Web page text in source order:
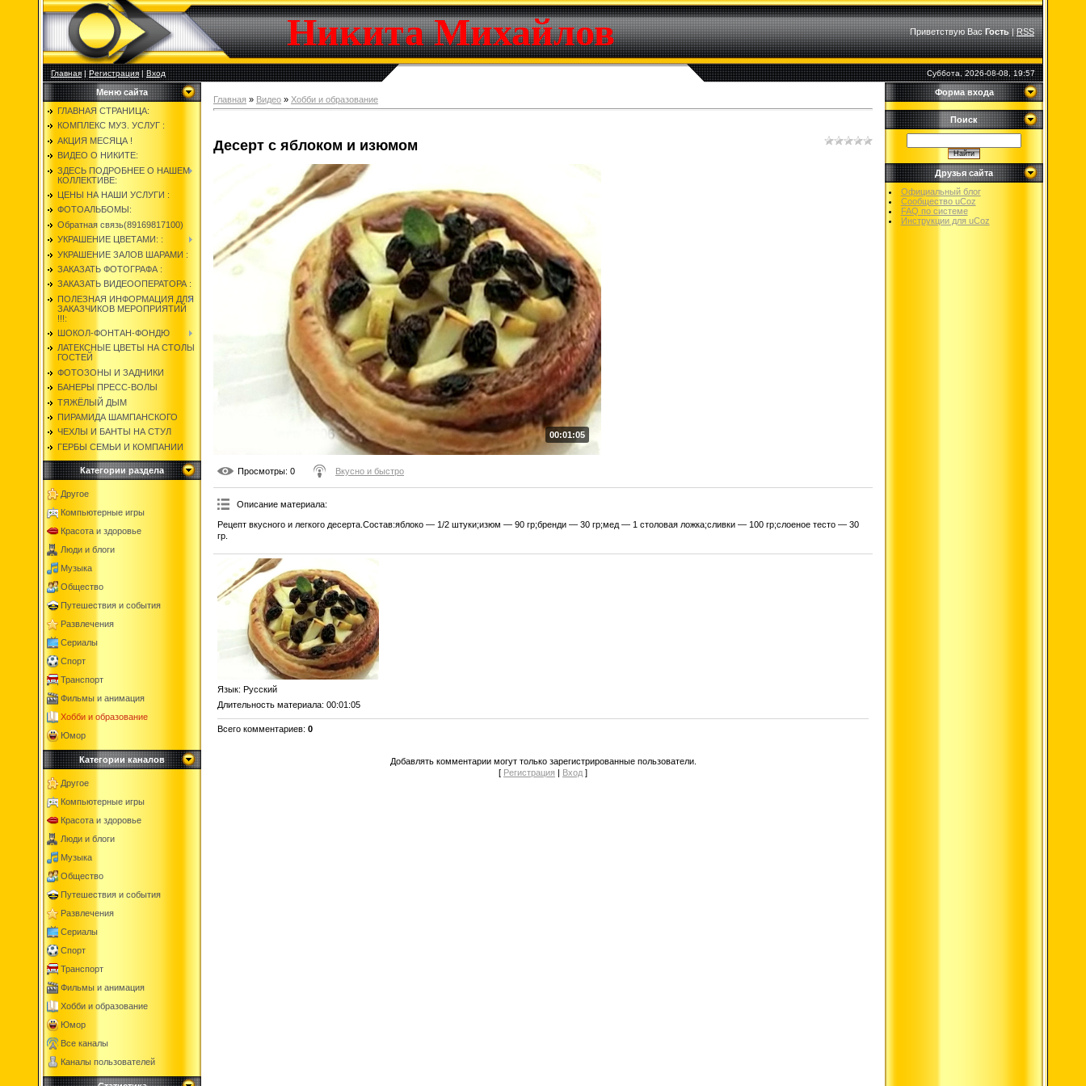
Никита Михайлов Приветствую Вас Гость|RSS
Главная|Регистрация|Вход Суббота, 2026-08-08, 19:57
Меню сайта
ГЛАВНАЯ СТРАНИЦА:
КОМПЛЕКС МУЗ. УСЛУГ :
АКЦИЯ МЕСЯЦА !
ВИДЕО О НИКИТЕ:
ЗДЕСЬ ПОДРОБНЕЕ О НАШЕМ
КОЛЛЕКТИВЕ:
ЦЕНЫ НА НАШИ УСЛУГИ :
ФОТОАЛЬБОМЫ:
Обратная связь(89169817100)
УКРАШЕНИЕ ЦВЕТАМИ: :
УКРАШЕНИЕ ЗАЛОВ ШАРАМИ :
ЗАКАЗАТЬ ФОТОГРАФА :
ЗАКАЗАТЬ ВИДЕООПЕРАТОРА :
ПОЛЕЗНАЯ ИНФОРМАЦИЯ ДЛЯ
ЗАКАЗЧИКОВ МЕРОПРИЯТИЙ
!!!:
ШОКОЛ-ФОНТАН-ФОНДЮ
ЛАТЕКСНЫЕ ЦВЕТЫ НА СТОЛЫ
ГОСТЕЙ
ФОТОЗОНЫ И ЗАДНИКИ
БАНЕРЫ ПРЕСС-ВОЛЫ
ТЯЖЁЛЫЙ ДЫМ
ПИРАМИДА ШАМПАНСКОГО
ЧЕХЛЫ И БАНТЫ НА СТУЛ
ГЕРБЫ СЕМЬИ И КОМПАНИИ
Категории раздела
Другое
Компьютерные игры
Красота и здоровье
Люди и блоги
Музыка
Общество
Путешествия и события
Развлечения
Сериалы
Спорт
Транспорт
Фильмы и анимация
Хобби и образование
Юмор
Категории каналов
Другое
Компьютерные игры
Красота и здоровье
Люди и блоги
Музыка
Общество
Путешествия и события
Развлечения
Сериалы
Спорт
Транспорт
Фильмы и анимация
Хобби и образование
Юмор
Все каналы
Каналы пользователей
Главная » Видео » Хобби и образование
Десерт с яблоком и изюмом
00:01:05
Просмотры: 0 Вкусно и быстро
Описание материала:
Рецепт вкусного и легкого десерта.Состав:яблоко — 1/2 штуки;изюм — 90 гр;бренди — 30 гр;мед — 1 столовая ложка;сливки — 100 гр;слоеное тесто — 30
гр.
Язык: Русский
Длительность материала: 00:01:05
Всего комментариев: 0
Добавлять комментарии могут только зарегистрированные пользователи.
[ Регистрация | Вход ]
Форма входа
Поиск
Друзья сайта
Официальный блог
Сообщество uCoz
FAQ по системе
Инструкции для uCoz